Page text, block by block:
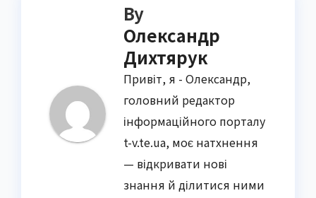
By
Олександр
Дихтярук
Привіт, я - Олександр,
головний редактор
інформаційного порталу
t-v.te.ua, моє натхнення
— відкривати нові
знання й ділитися ними